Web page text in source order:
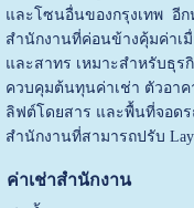
และโซนอื่นของกรุงเทพ อีก
สำนักงานที่ค่อนข้างคุ้มค่าเมื่
และสาทร เหมาะสำหรับธุร
ควบคุมต้นทุนค่าเช่า ตัวอา
ลิฟต์โดยสาร และพื้นที่จอด
สำนักงานที่สามารถปรับ
ค่าเช่าสำนักงาน